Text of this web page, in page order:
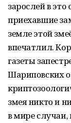
зарослей в
приехавшие
земле этой
впечатлил.
газеты
Шариповских
змея никто и
в мире случаи,